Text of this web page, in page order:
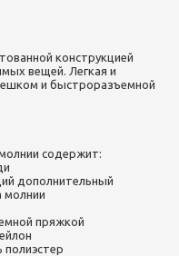
конструкцией
вещей. Легкая и
и быстроразъемной
содержит:
дополнительный
молнии
пряжкой
полиэстер